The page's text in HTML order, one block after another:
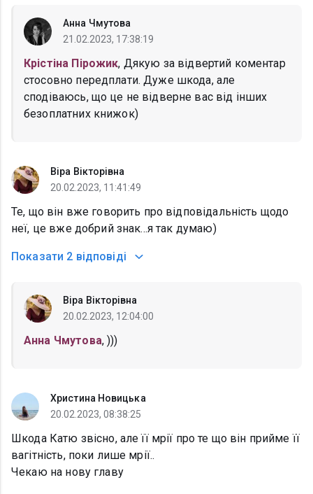
Анна Чмутова
21.02.2023, 17:38:19
Крістіна Пірожик, Дякую за відвертий коментар
стосовно передплати. Дуже шкода, але
сподіваюсь, що це не відверне вас від інших
безоплатних книжок)
Віра Вікторівна
20.02.2023, 11:41:49
Те, що він вже говорить про відповідальність щодо
неї, це вже добрий знак...я так думаю)
Показати 2 відповіді
Віра Вікторівна
20.02.2023, 12:04:00
Анна Чмутова, )))
Христина Новицька
20.02.2023, 08:38:25
Шкода Катю звісно, але її мрії про те що він прийме її
вагітність, поки лише мрії..
Чекаю на нову главу